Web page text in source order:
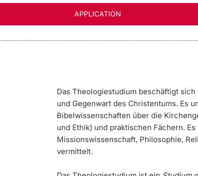
APPLICATION
Das Theologiestudium beschäftigt
und Gegenwart des Christentums. Es
Bibelwissenschaften über die
und Ethik) und praktischen Fächern.
Missionswissenschaft, Philosophie,
vermittelt.